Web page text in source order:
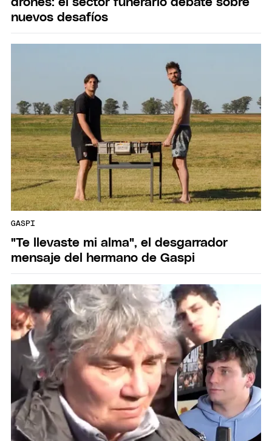
nuevos desafíos
GASPI
"Te llevaste mi alma", el desgarrador
mensaje del hermano de Gaspi